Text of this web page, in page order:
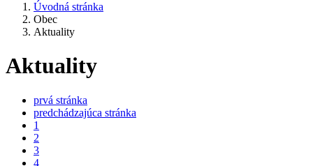
Úvodná stránka
Obec
Aktuality
Aktuality
prvá stránka
predchádzajúca stránka
1
2
3
4